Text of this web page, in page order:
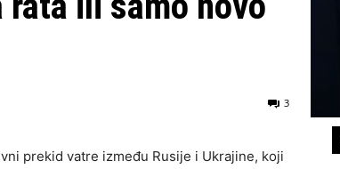
3
prekid vatre između Rusije i Ukrajine, koji